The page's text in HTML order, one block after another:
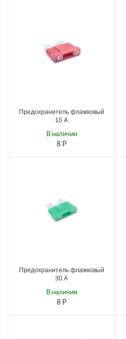
Предохранитель флажковый
10 А
8 Р
В наличии
Предохранитель флажковый
30 А
8 Р
В наличии